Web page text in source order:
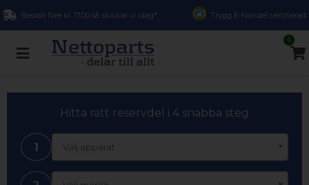
Beställ före kl. 17.00 så skickar vi idag* Trygg E-handel certifierad
0
Hitta rätt reservdel i 4 snabba steg
1 Välj apparat